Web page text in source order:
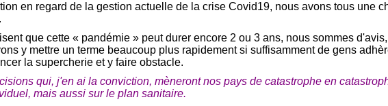
en regard de la gestion actuelle de la crise Covid19, nous avons tous une
que cette « pandémie » peut durer encore 2 ou 3 ans, nous sommes
y mettre un terme beaucoup plus rapidement si suffisamment de gens
la supercherie et y faire obstacle.
qui, j'en ai la conviction, mèneront nos pays de catastrophe en
mais aussi sur le plan sanitaire.